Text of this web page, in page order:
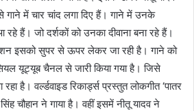
गाने में चार चांद लगा दिए हैं। गाने में उनके
हैं। जो दर्शकों को उनका दीवाना बना रहे हैं।
इसको सुपर से ऊपर लेकर जा रही है। गाने को
यूट्यूब चैनल से जारी किया गया है। जिसे
है। वर्ल्डवाइड रिकार्ड्स प्रस्तुत लोकगीत ‘पातर
सिंह चौहान ने गाया है। वहीं इसमें नीतू यादव ने